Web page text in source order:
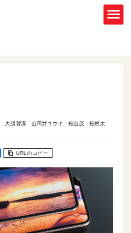
大須賀淳 山田井ユウキ 松山茂
松村太
URLのコピー